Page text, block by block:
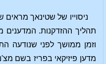
ניסוייו של שטינאך מראים
תהליך ההזדקנות. המדענים
וזמן ממושך לפני שנודעה
מדען פיזיקאי בפריז בשם